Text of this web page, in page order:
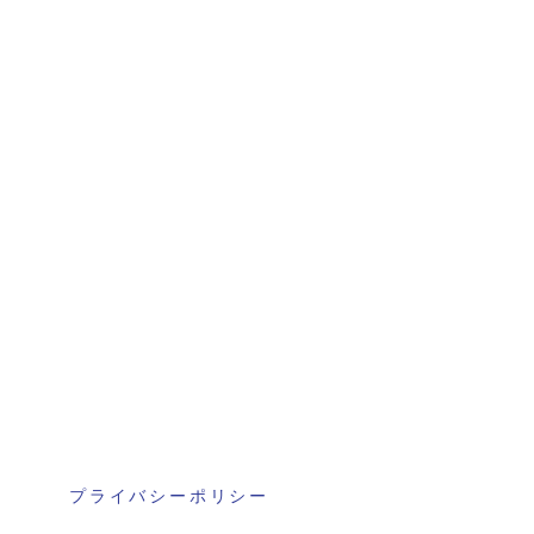
プライバシーポリシー